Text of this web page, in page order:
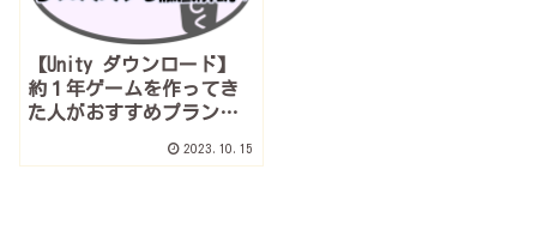
【Unity ダウンロード】
約１年ゲームを作ってき
た人がおすすめプランを
2023.10.15